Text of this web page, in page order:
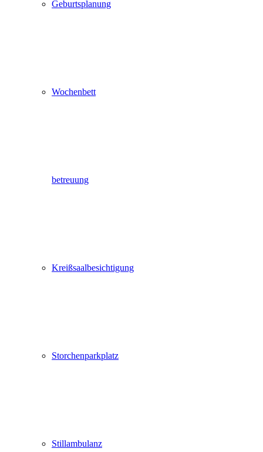
Geburtsplanung
Wochenbett
betreuung
Kreißsaalbesichtigung
Storchenparkplatz
Stillambulanz